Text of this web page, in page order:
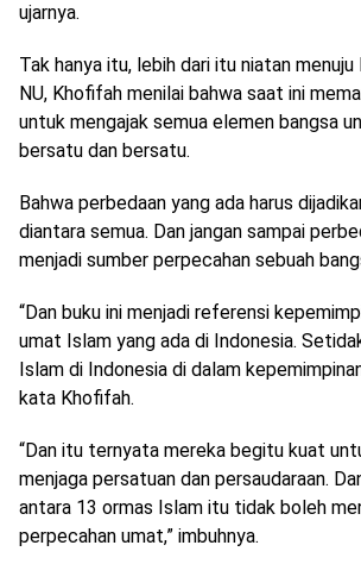
ujarnya.
Tak hanya itu, lebih dari itu niatan
NU, Khofifah menilai bahwa saat ini
untuk mengajak semua elemen bangsa
bersatu dan bersatu.
Bahwa perbedaan yang ada harus
diantara semua. Dan jangan sampai
menjadi sumber perpecahan sebuah
“Dan buku ini menjadi referensi
umat Islam yang ada di Indonesia.
Islam di Indonesia di dalam
kata Khofifah.
“Dan itu ternyata mereka begitu kuat
menjaga persatuan dan persaudaraan.
antara 13 ormas Islam itu tidak boleh
perpecahan umat,” imbuhnya.